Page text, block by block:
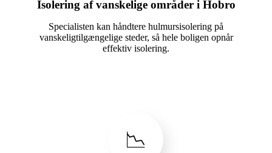
Isolering af vanskelige områder i Hobro
Specialisten kan håndtere hulmursisolering på
vanskeligtilgængelige steder, så hele boligen opnår
effektiv isolering.
📉